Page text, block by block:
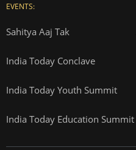
EVENTS:
Sahitya Aaj Tak
India Today Conclave
India Today Youth Summit
India Today Education Summit